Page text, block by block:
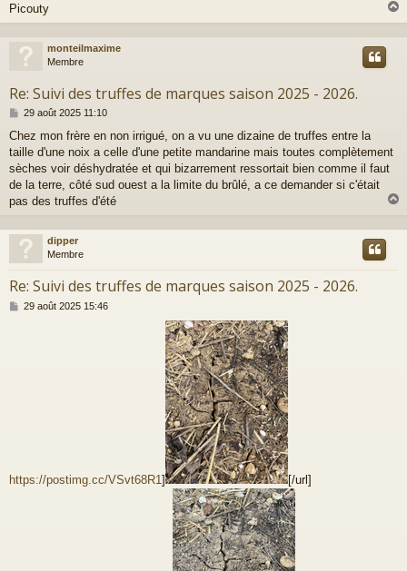
Picouty
a
monteilmaxime
Membre
Re: Suivi des truffes de marques saison 2025 - 2026.
M
s
s
a
g
29 août 2025 11:10
Chez mon frère en non irrigué, on a vu une dizaine de truffes entre la
taille d'une noix a celle d'une petite mandarine mais toutes complètement
sèches voir déshydratée et qui bizarrement ressortait bien comme il faut
de la terre, côté sud ouest a la limite du brûlé, a ce demander si c'était
pas des truffes d'été
u
dipper
Membre
Re: Suivi des truffes de marques saison 2025 - 2026.
M
29 août 2025 15:46
https://postimg.cc/VSvt68R1 ] [/url]